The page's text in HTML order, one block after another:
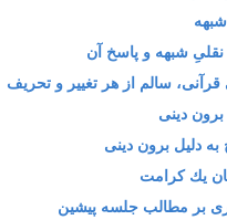
شبهه
نقلىِ شبهه و پاسخ آن
سالم از هر تغییر و تحریف
برون دینى
به دلیل برون دینى
یك كرامت
بر مطالب جلسه پیشین